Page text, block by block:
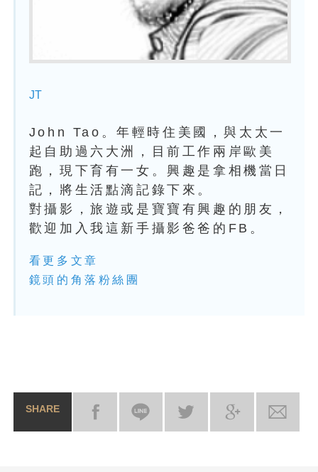
JT
John Tao。年輕時住美國，與太太一
起自助過六大洲，目前工作兩岸歐美
跑，現下育有一女。興趣是拿相機當日
記，將生活點滴記錄下來。
對攝影，旅遊或是寶寶有興趣的朋友，
歡迎加入我這新手攝影爸爸的FB。
看更多文章
鏡頭的角落粉絲團
SHARE